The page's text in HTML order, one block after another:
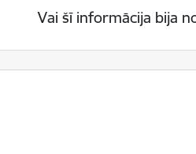
Vai šī informācija bija